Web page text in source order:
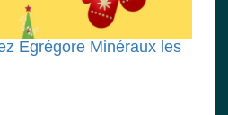
Egrégore Minéraux les